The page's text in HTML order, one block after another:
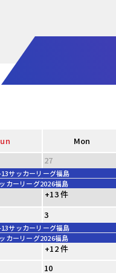
Mon
27
13サッカーリーグ福島
カーリーグ2026福島
+13 件
3
13サッカーリーグ福島
カーリーグ2026福島
+12 件
10